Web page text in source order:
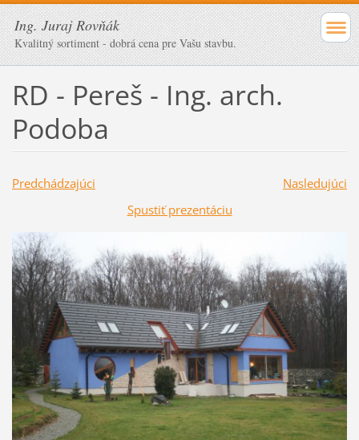
Ing. Juraj Rovňák
Kvalitný sortiment - dobrá cena pre Vašu stavbu.
RD - Pereš - Ing. arch.
Podoba
Predchádzajúci
Nasledujúci
Spustiť prezentáciu